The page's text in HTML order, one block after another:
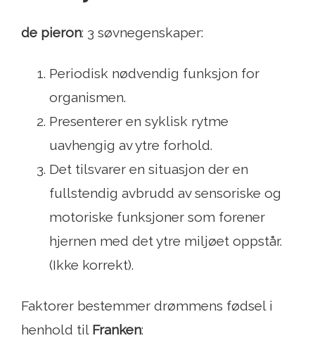
de pieron: 3 søvnegenskaper:
Periodisk nødvendig funksjon for
organismen.
Presenterer en syklisk rytme
uavhengig av ytre forhold.
Det tilsvarer en situasjon der en
fullstendig avbrudd av sensoriske og
motoriske funksjoner som forener
hjernen med det ytre miljøet oppstår.
(Ikke korrekt).
Faktorer bestemmer drømmens fødsel i
henhold til Franken: